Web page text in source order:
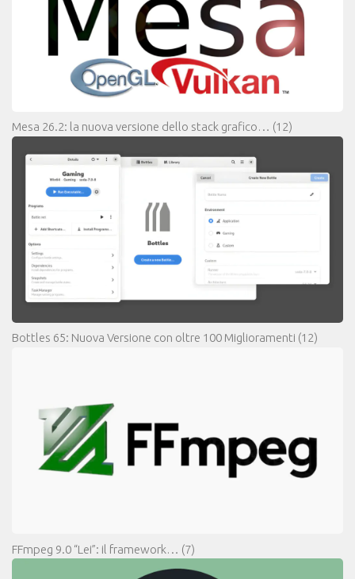
Mesa 26.2: la nuova versione dello stack grafico… (12)
Bottles 65: Nuova Versione con oltre 100 Miglioramenti (12)
FFmpeg 9.0 “Lei”: il framework… (7)